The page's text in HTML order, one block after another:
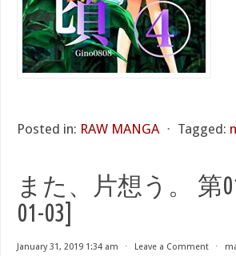
Posted in: RAW MANGA ⋅ Tagged:
また、片想う。 第
01-03]
January 31, 2019 1:34 am ⋅ Leave a Comment ⋅